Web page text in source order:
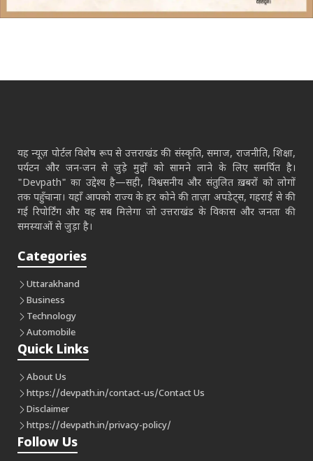
यह न्यूज़ पोर्टल विशेष रूप से उत्तराखंड की संस्कृति, समाज, राजनीति, शिक्षा,
पर्यटन और जन-जन से जुड़े मुद्दों को सामने लाने के लिए समर्पित है।
"Devpath" का उद्देश्य है—सही, विश्वसनीय और संतुलित ख़बरों को लोगों
तक पहुँचाना। यहाँ आपको राज्य के हर कोने की ताज़ा अपडेट्स, गहराई से की
गई रिपोर्टिंग और वह सब मिलेगा जो उत्तराखंड के विकास और जनता की
समस्याओं से जुड़ा है।
Categories
Uttarakhand
Business
Technology
Automobile
Quick Links
About Us
https://devpath.in/contact-us/Contact Us
Disclaimer
https://devpath.in/privacy-policy/
Follow Us